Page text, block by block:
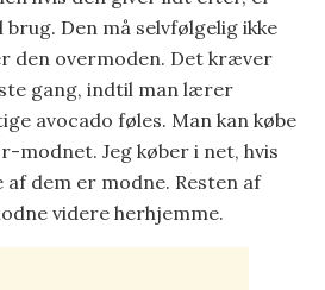
Den må selvfølgelig ikke
den overmoden. Det kræver
gang, indtil man lærer
avocado føles. Man kan købe
modnet. Jeg køber i net, hvis
dem er modne. Resten af
videre herhjemme.